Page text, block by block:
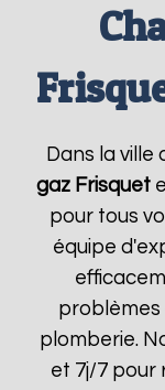
Dans la ville
gaz Frisquet
pour tous
équipe
problèmes
plomberie.
et 7j/7 pour